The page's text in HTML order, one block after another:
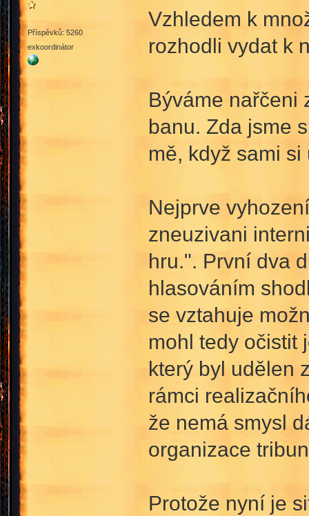
Příspěvků: 5260
exkoordinátor
Vzhledem k
rozhodli vydat k
Býváme nařčeni
banu. Zda jsme
mě, když sami
Nejprve
zneuzivani
hru.". První dva
hlasováním
se vztahuje
mohl tedy očistit
který byl udělen
rámci
že nemá smysl
organizace
Protože nyní je